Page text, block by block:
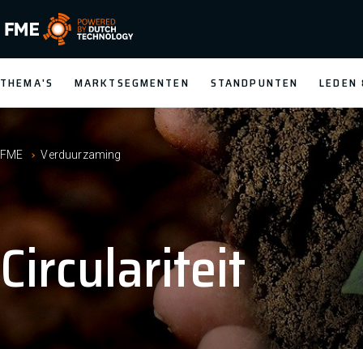
FME Logo, to the homepage
THEMA'S MARKTSEGMENTEN STANDPUNTEN LEDEN
FME Verduurzaming
Circulariteit